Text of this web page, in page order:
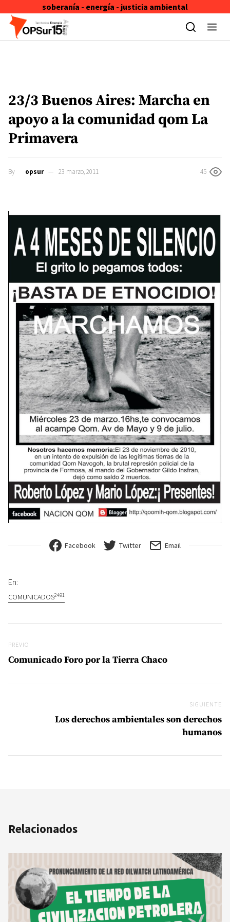
soberanía - energía - justicia ambiental
Skip to content
23/3 Buenos Aires: Marcha en
apoyo a la comunidad qom La
Primavera
By opsur 23 marzo, 2011 45
Facebook Twitter Email
En:
COMUNICADOS2491
Previo
PREVIO
Comunicado Foro por la Tierra Chaco
SIGUIENTE
Los derechos ambientales son derechos
humanos
Relacionados